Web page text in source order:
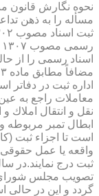
مسأله را به ذهن
اسناد رسمی را از
اداره ثبت در دفاتر
معاملات راجع به
نقل و انتقال املاك
ابطال تمبر مربوطه
است تا اجزاء ثبت
واقعه یا عمل حقوقی